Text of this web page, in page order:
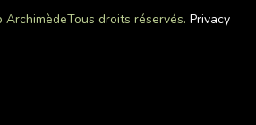
ArchimèdeTous droits réservés. Privacy